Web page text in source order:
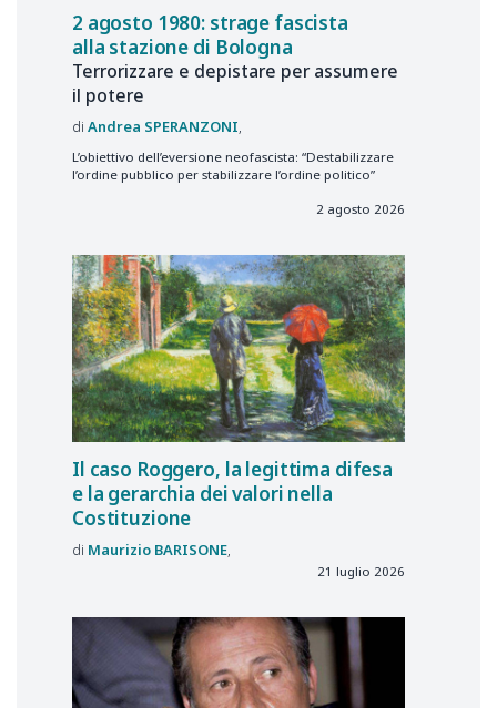
2 agosto 1980: strage fascista
alla stazione di Bologna
Terrorizzare e depistare per assumere
il potere
Andrea SPERANZONI
L’obiettivo dell’eversione neofascista: “Destabilizzare
l’ordine pubblico per stabilizzare l’ordine politico”
2 agosto 2026
Il caso Roggero, la legittima difesa
e la gerarchia dei valori nella
Costituzione
Maurizio BARISONE
21 luglio 2026